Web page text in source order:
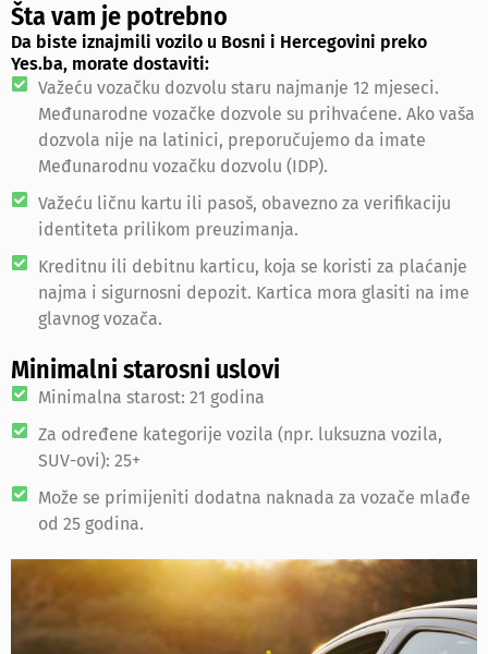
Šta vam je potrebno
Da biste iznajmili vozilo u Bosni i Hercegovini preko
Yes.ba, morate dostaviti:
Važeću vozačku dozvolu staru najmanje 12 mjeseci.
Međunarodne vozačke dozvole su prihvaćene. Ako vaša
dozvola nije na latinici, preporučujemo da imate
Međunarodnu vozačku dozvolu (IDP).
Važeću ličnu kartu ili pasoš, obavezno za verifikaciju
identiteta prilikom preuzimanja.
Kreditnu ili debitnu karticu, koja se koristi za plaćanje
najma i sigurnosni depozit. Kartica mora glasiti na ime
glavnog vozača.
Minimalni starosni uslovi
Minimalna starost: 21 godina
Za određene kategorije vozila (npr. luksuzna vozila,
SUV-ovi): 25+
Može se primijeniti dodatna naknada za vozače mlađe
od 25 godina.